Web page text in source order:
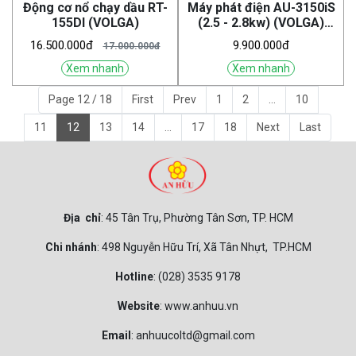
Động cơ nổ chạy dầu RT-
155DI (VOLGA)
16.500.000đ 17.000.000đ
Xem nhanh
Máy phát điện AU-3150iS
(2.5 - 2.8kw) (VOLGA)
(Inverter) cách âm
9.900.000đ
Xem nhanh
Page 12 / 18 First Prev 1 2 10
11 12 13 14 17 18 Next Last
Địa chỉ: 45 Tân Trụ, Phường Tân Sơn, TP. HCM
Chi nhánh: 498 Nguyễn Hữu Trí, Xã Tân Nhựt, TP.HCM
Hotline: (028) 3535 9178
Website: www.anhuu.vn
Email : anhuucoltd@gmail.com